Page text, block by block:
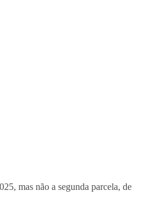
mas não a segunda parcela, de